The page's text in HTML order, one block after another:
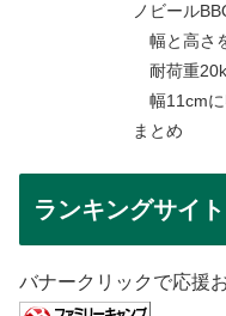
ノビール
幅と高さ
耐荷重
幅11cm
まとめ
ランキングサイト
バナークリックで応援